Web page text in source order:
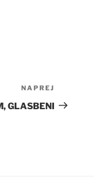
prispevek
NAPREJ
GLASBENI